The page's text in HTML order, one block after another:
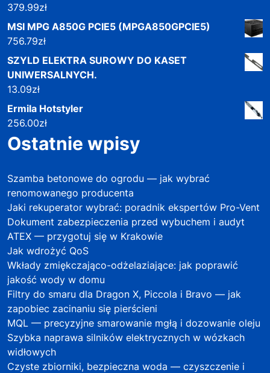
379.99zł
MSI MPG A850G PCIE5 (MPGA850GPCIE5)
756.79zł
SZYLD ELEKTRA SUROWY DO KASET
UNIWERSALNYCH.
13.09zł
Ermila Hotstyler
256.00zł
Ostatnie wpisy
Szamba betonowe do ogrodu — jak wybrać
renomowanego producenta
Jaki rekuperator wybrać: poradnik ekspertów Pro-Vent
Dokument zabezpieczenia przed wybuchem i audyt
ATEX — przygotuj się w Krakowie
Jak wdrożyć QoS
Wkłady zmiękczająco-odżelaziające: jak poprawić
jakość wody w domu
Filtry do smaru dla Dragon X, Piccola i Bravo — jak
zapobiec zacinaniu się pierścieni
MQL — precyzyjne smarowanie mgłą i dozowanie oleju
Szybka naprawa silników elektrycznych w wózkach
widłowych
Czyste zbiorniki, bezpieczna woda — czyszczenie i